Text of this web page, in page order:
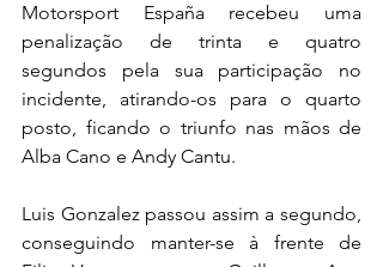
Motorsport España recebeu uma
penalização de trinta e quatro
segundos pela sua participação no
incidente, atirando-os para o quarto
posto, ficando o triunfo nas mãos de
Alba Cano e Andy Cantu.
Luis Gonzalez passou assim a segundo,
conseguindo manter-se à frente de